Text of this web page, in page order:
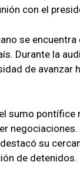
con el
se
Durante la
de avanzar
sumo
su
de detenidos.